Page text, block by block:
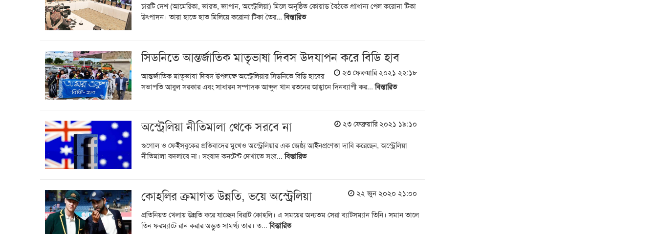
চারটি দেশ (আমেরিকা, ভারত, জাপান, অস্ট্রেলিয়া) মিলে অনুষ্ঠিত কোয়াড বৈঠকে প্রাধান্য পেল করোনা টিকা
উৎপাদন। তারা হাতে হাত মিলিয়ে করোনা টিকা তৈর...বিস্তারিত
সিডনিতে আন্তর্জাতিক মাতৃভাষা দিবস উদযাপন করে বিডি হাব
২৩ ফেব্রুয়ারি ২০২১ ২২:১৮
আন্তর্জাতিক মাতৃভাষা দিবস উপলক্ষে অস্ট্রেলিয়ার সিডনিতে বিডি হাবের
সভাপতি আবুল সরকার এবং সাধারন সম্পাদক আব্দুল খান রতনের আহ্বানে দিনব্যাপী কর...বিস্তারিত
অস্ট্রেলিয়া নীতিমালা থেকে সরবে না ২৩ ফেব্রুয়ারি ২০২১ ১৯:১০
গুগোল ও ফেইসবুকের প্রতিবাদের মুখেও অস্ট্রেলিয়ার এক জেষ্ঠ্য আইনপ্রণেতা দাবি করেছেন, অস্ট্রেলিয়া
নীতিমালা বদলাবে না। সংবাদ কনটেন্ট দেখাতে সংব...বিস্তারিত
কোহলির ক্রমাগত উন্নতি, ভয়ে অস্ট্রেলিয়া ২২ জুন ২০২০ ২১:০০
প্রতিনিয়ত খেলায় উন্নতি করে যাচ্ছেন বিরাট কোহলি। এ সময়ের অন্যতম সেরা ব্যাটসম্যান তিনি। সমান তালে
তিন ফরম্যাটে রান করার অদ্ভুত সামর্থ্য তার। ত...বিস্তারিত